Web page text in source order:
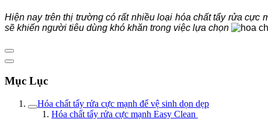
Hiện nay trên thị trường có rất nhiều loại hóa chất tẩy rửa
sẽ khiến người tiêu dùng khó khăn trong việc lựa chọn
Mục Lục
Hóa chất tẩy rửa cực mạnh để vệ sinh dọn dẹp
Hóa chất tẩy rửa cực mạnh Easy Clean